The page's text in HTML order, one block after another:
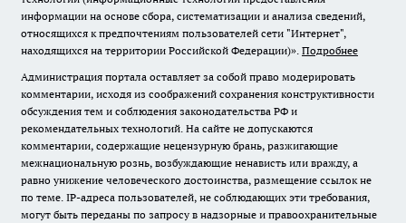
информации на основе сбора, систематизации и анализа сведений,
относящихся к предпочтениям пользователей сети "Интернет",
находящихся на территории Российской Федерации)». Подробнее
Администрация портала оставляет за собой право модерировать
комментарии, исходя из соображений сохранения конструктивности
обсуждения тем и соблюдения законодательства РФ и
рекомендательных технологий. На сайте не допускаются
комментарии, содержащие нецензурную брань, разжигающие
межнациональную рознь, возбуждающие ненависть или вражду, а
равно унижение человеческого достоинства, размещение ссылок не
по теме. IP-адреса пользователей, не соблюдающих эти требования,
могут быть переданы по запросу в надзорные и правоохранительные